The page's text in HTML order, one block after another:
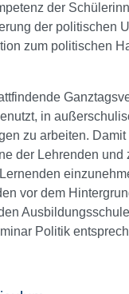
der
der politischen
zum politischen
in
zu arbeiten.
der Lehrenden und
vor dem
Politik